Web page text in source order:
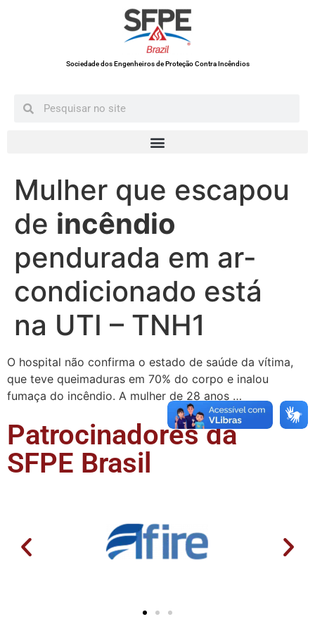
Sociedade dos Engenheiros de Proteção Contra Incêndios
Mulher que escapou
de incêndio
pendurada em ar-
condicionado está
na UTI – TNH1
O hospital não confirma o estado de saúde da vítima,
que teve queimaduras em 70% do corpo e inalou
fumaça do incêndio. A mulher de 28 anos …
Patrocinadores da
SFPE Brasil